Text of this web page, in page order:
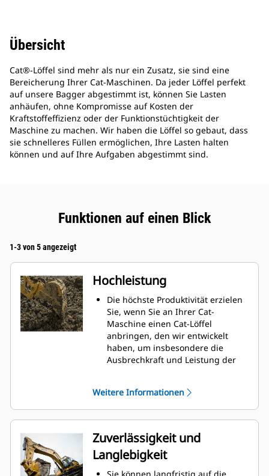
Übersicht
Cat®-Löffel sind mehr als nur ein Zusatz, sie sind eine
Bereicherung Ihrer Cat-Maschinen. Da jeder Löffel perfekt
auf unsere Bagger abgestimmt ist, können Sie Lasten
anhäufen, ohne Kompromisse auf Kosten der
Kraftstoffeffizienz oder der Funktionstüchtigkeit der
Maschine zu machen. Wir haben die Löffel so gebaut, dass
sie schnelleres Füllen ermöglichen, Ihre Lasten halten
können und auf Ihre Aufgaben abgestimmt sind.
Funktionen auf einen Blick
1-3 von 5 angezeigt
Hochleistung
Die höchste Produktivität erzielen
Sie, wenn Sie an Ihrer Cat-
Maschine einen Cat-Löffel
anbringen, den wir entwickelt
haben, um insbesondere die
Ausbrechkraft und Leistung der
verbessert den Materialfluss in
den Löffel. Die zusätzliche
Rückenfreiheit verhindert ein
Schleifen der Unterseite des
Löffels, wodurch Wartungskosten
gesenkt werden.
Der Kraftstoffverbrauch ist beim
Weitere Informationen
Zuverlässigkeit und
Langlebigkeit